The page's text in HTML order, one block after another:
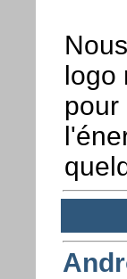
logo
pour